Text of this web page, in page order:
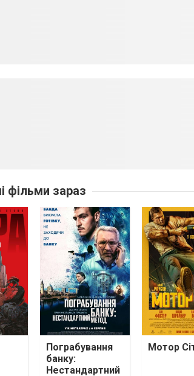
фільми зараз
Пограбування
банку:
Нестандартний
Мотор